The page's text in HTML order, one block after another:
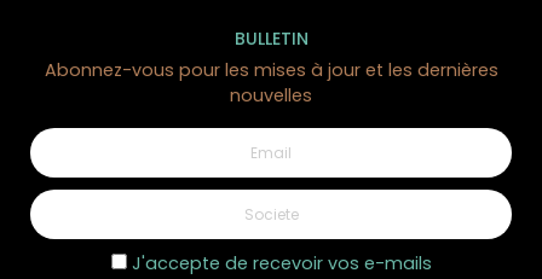
BULLETIN
Abonnez-vous pour les mises à jour et les dernières
nouvelles
J'accepte de recevoir vos e-mails